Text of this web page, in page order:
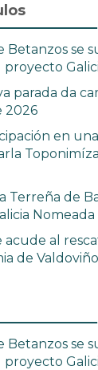
Betanzos se
proyecto
parada da
2026
en
Terreña de
Nomeada
al
de Valdoviño
Betanzos se
proyecto